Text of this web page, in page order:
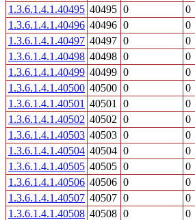
1.3.6.1.4.1.40495 40495 0 0
1.3.6.1.4.1.40496 40496 0 0
1.3.6.1.4.1.40497 40497 0 0
1.3.6.1.4.1.40498 40498 0 0
1.3.6.1.4.1.40499 40499 0 0
1.3.6.1.4.1.40500 40500 0 0
1.3.6.1.4.1.40501 40501 0 0
1.3.6.1.4.1.40502 40502 0 0
1.3.6.1.4.1.40503 40503 0 0
1.3.6.1.4.1.40504 40504 0 0
1.3.6.1.4.1.40505 40505 0 0
1.3.6.1.4.1.40506 40506 0 0
1.3.6.1.4.1.40507 40507 0 0
1.3.6.1.4.1.40508 40508 0 0